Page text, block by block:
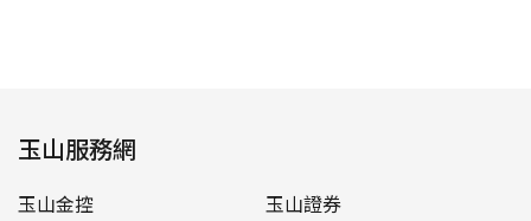
玉山服務網
玉山金控
玉山證券